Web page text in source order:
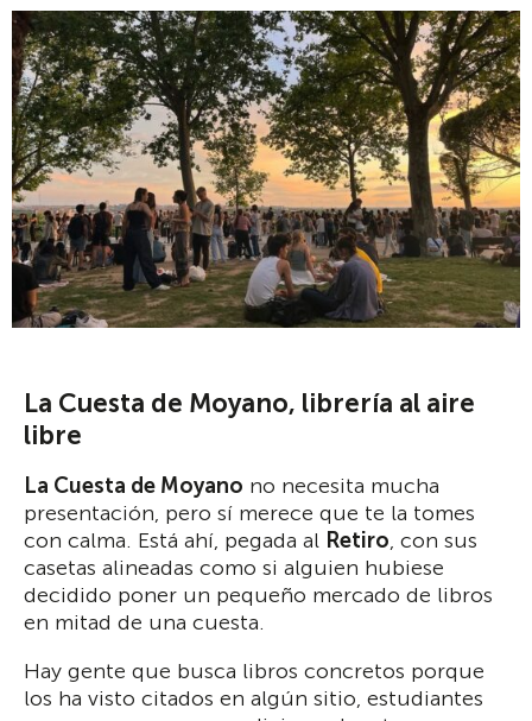
La Cuesta de Moyano, librería al aire
libre
La Cuesta de Moyano no necesita mucha
presentación, pero sí merece que te la tomes
con calma. Está ahí, pegada al Retiro, con sus
casetas alineadas como si alguien hubiese
decidido poner un pequeño mercado de libros
en mitad de una cuesta.
Hay gente que busca libros concretos porque
los ha visto citados en algún sitio, estudiantes